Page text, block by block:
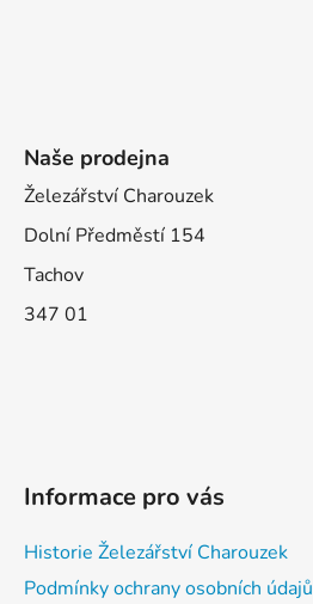
Naše prodejna
Železářství Charouzek
Dolní Předměstí 154
Tachov
347 01
Informace pro vás
Historie Železářství Charouzek
Podmínky ochrany osobních údajů